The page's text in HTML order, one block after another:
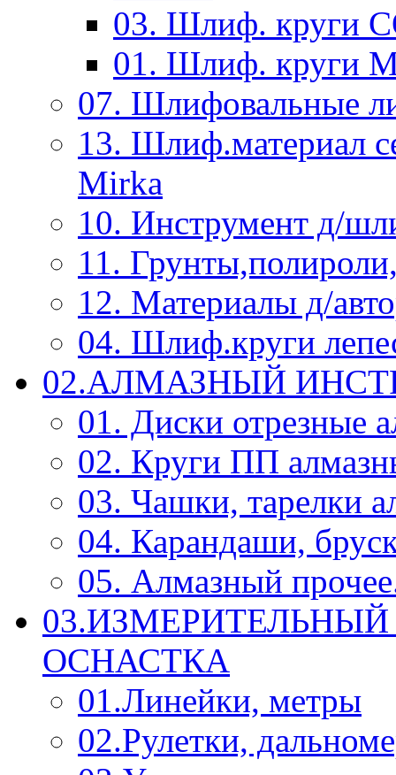
03. Шлиф. круги
01. Шлиф. круги
07. Шлифовальные
13. Шлиф.материал
Mirka
10. Инструмент д/
11.
12. Материалы д/
04. Шлиф.круги
02.АЛМАЗНЫЙ
01. Диски отрезные
02. Круги ПП
03. Чашки, тарелки
04. Карандаши,
05. Алмазный
ОСНАСТКА
01.Линейки, метры
02.Рулетки,